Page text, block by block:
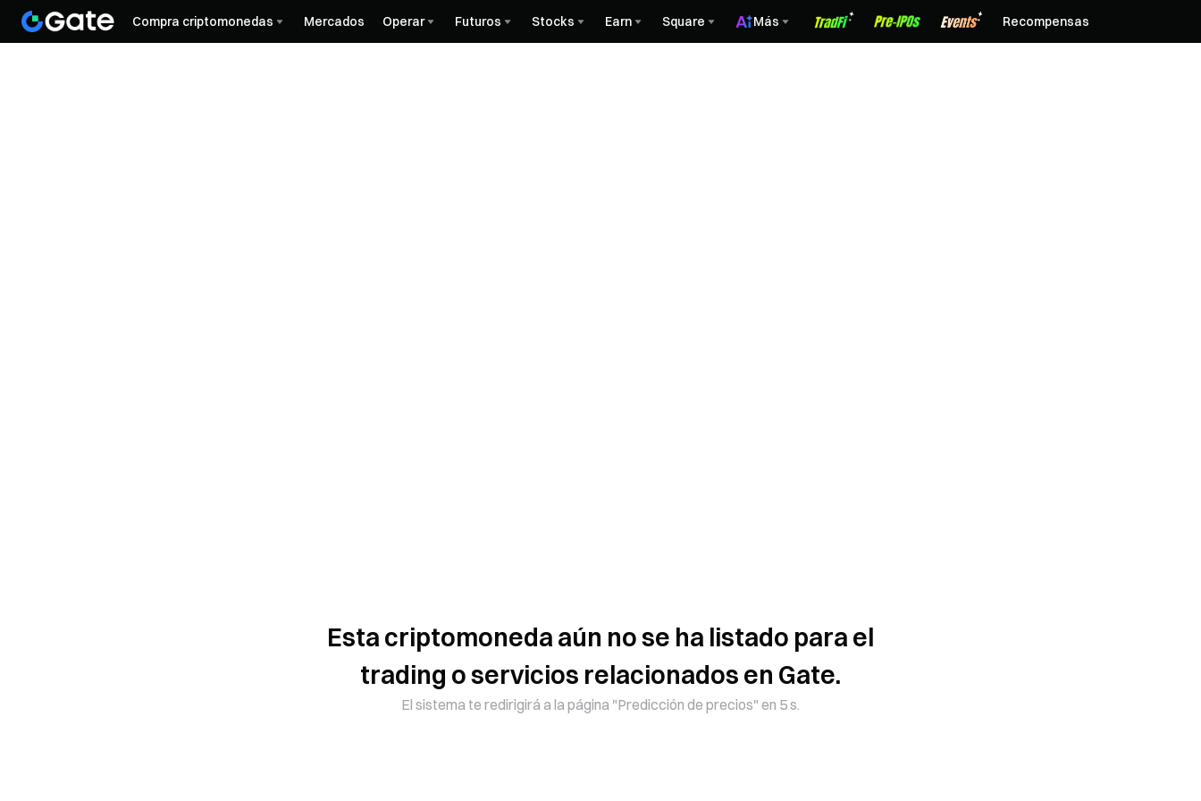
Compra criptomonedas Mercados Operar Futuros Stocks Earn Square Más Recompensas
Esta criptomoneda aún no se ha listado para el
trading o servicios relacionados en Gate.
El sistema te redirigirá a la página "Predicción de precios" en 5 s.